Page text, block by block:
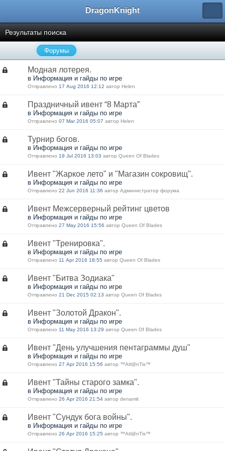
DragonKnight
Результаты поиска
Форумы
Модная лотерея.
в Информация и гайды по игре
Отправлено 17 Aug 2016 12:12 автор Нelen
Праздничный ивент “8 Марта”
в Информация и гайды по игре
Отправлено 07 Mar 2016 05:07 автор Нelen
Турнир богов.
в Информация и гайды по игре
Отправлено 19 Jul 2016 13:03 автор Queen Of Blades
Ивент "Жаркое лето" и "Магазин сокровищ".
в Информация и гайды по игре
Отправлено 22 Jun 2016 11:36 автор Администратор форума
Ивент Межсерверный рейтинг цветов
в Информация и гайды по игре
Отправлено 27 May 2016 15:56 автор Queen Of Blades
Ивент "Тренировка".
в Информация и гайды по игре
Отправлено 11 Apr 2016 18:55 автор Queen Of Blades
Ивент "Битва Зодиака"
в Информация и гайды по игре
Отправлено 21 Dec 2015 02:13 автор Queen Of Blades
Ивент "Золотой Дракон".
в Информация и гайды по игре
Отправлено 11 May 2016 13:29 автор Queen Of Blades
Ивент "День улучшения пентаграммы душ"
в Информация и гайды по игре
Отправлено 27 Apr 2016 15:56 автор ™Atl@nTis™
Ивент "Тайны старого замка".
в Информация и гайды по игре
Отправлено 26 Apr 2016 21:54 автор denamit
Ивент "Сундук бога войны".
в Информация и гайды по игре
Отправлено 26 Apr 2016 15:25 автор ™Atl@nTis™